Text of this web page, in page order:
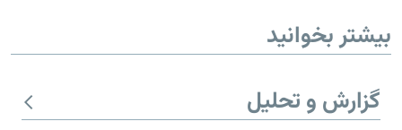
بیشتر بخوانید
گزارش و تحلیل